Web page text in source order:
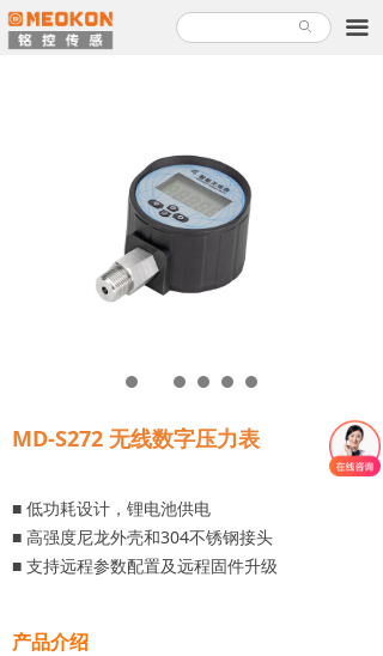
끀
首页
产品使用指南
ꄙ
MD-S272 无线数字压力表
■ 低功耗设计，锂电池供电
■ 高强度尼龙外壳和304不锈钢接头
■ 支持远程参数配置及远程固件升级
产品介绍